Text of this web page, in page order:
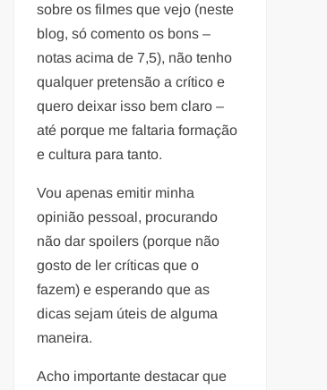
sobre os filmes que vejo (neste
blog, só comento os bons –
notas acima de 7,5), não tenho
qualquer pretensão a crítico e
quero deixar isso bem claro –
até porque me faltaria formação
e cultura para tanto.
Vou apenas emitir minha
opinião pessoal, procurando
não dar spoilers (porque não
gosto de ler críticas que o
fazem) e esperando que as
dicas sejam úteis de alguma
maneira.
Acho importante destacar que